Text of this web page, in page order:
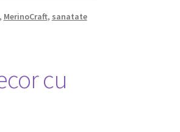
, MerinoCraft, sanatate
cu